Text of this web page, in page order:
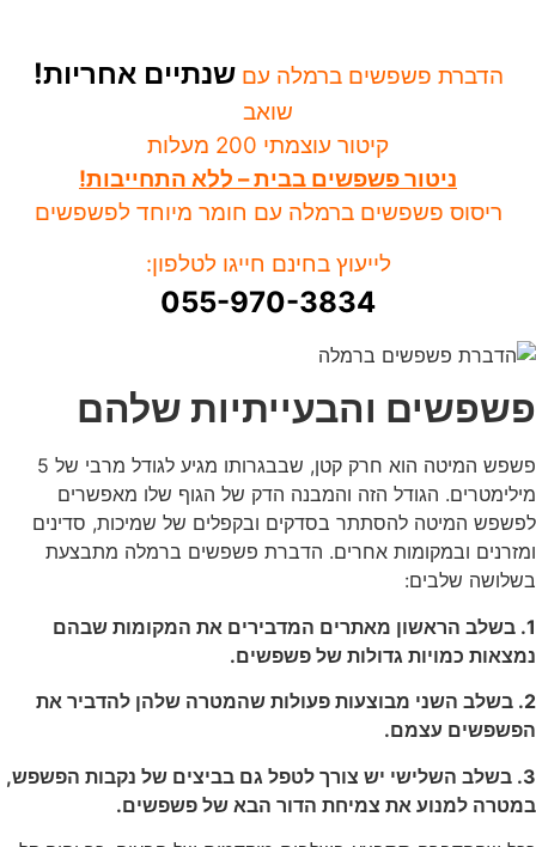
הדברת פשפשים ברמלה עםשנתיים אחריות!
שואב
קיטור עוצמתי 200 מעלות
ניטור פשפשים בבית – ללא התחייבות!
ריסוס פשפשים ברמלה עם חומר מיוחד לפשפשים
לייעוץ בחינם חייגו לטלפון:
055-970-3834
פשפשים והבעייתיות שלהם
פשפש המיטה הוא חרק קטן, שבבגרותו מגיע לגודל מרבי של 5
מילימטרים. הגודל הזה והמבנה הדק של הגוף שלו מאפשרים
לפשפש המיטה להסתתר בסדקים ובקפלים של שמיכות, סדינים
ומזרנים ובמקומות אחרים. הדברת פשפשים ברמלה מתבצעת
בשלושה שלבים:
1. בשלב הראשון מאתרים המדבירים את המקומות שבהם
נמצאות כמויות גדולות של פשפשים.
2. בשלב השני מבוצעות פעולות שהמטרה שלהן להדביר את
הפשפשים עצמם.
3. בשלב השלישי יש צורך לטפל גם בביצים של נקבות הפשפש,
במטרה למנוע את צמיחת הדור הבא של פשפשים.